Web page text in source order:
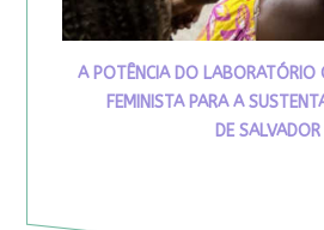
A POTÊNCIA DO LABORATÓRIO
FEMINISTA PARA A
DE SALVADOR